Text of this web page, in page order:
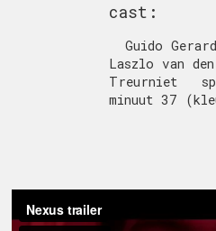
cast:
Guido
Laszlo van den
Treurniet
minuut 37